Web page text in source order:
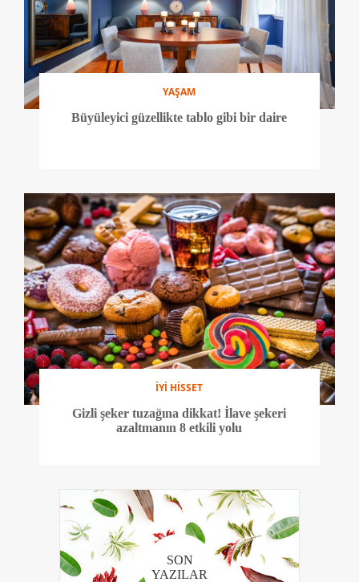
YAŞAM
Büyüleyici güzellikte tablo gibi bir daire
İYİ HİSSET
Gizli şeker tuzağına dikkat! İlave şekeri
azaltmanın 8 etkili yolu
SON
YAZILAR